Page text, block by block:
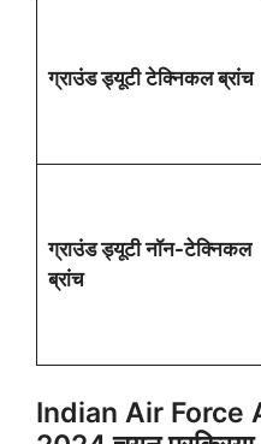
ग्राउंड ड्यूटी टेक्निकल ब्रांच
ग्राउंड ड्यूटी नॉन-टेक्निकल
ब्रांच
Indian Air Force